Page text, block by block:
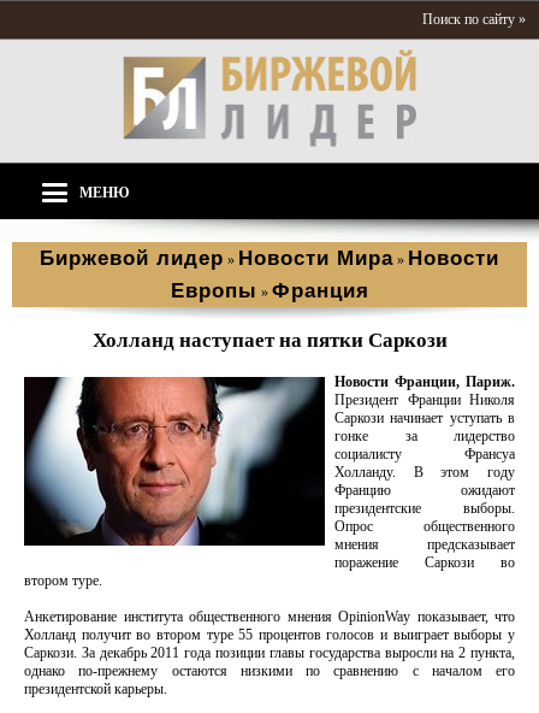
Поиск по сайту »
МЕНЮ
Биржевой лидер » Новости Мира » Новости
Европы » Франция
Холланд наступает на пятки Саркози
Новости Франции, Париж.
Президент Франции Николя
Саркози начинает уступать в
гонке за лидерство
социалисту Франсуа
Холланду. В этом году
Францию ожидают
президентские выборы.
Опрос общественного
мнения предсказывает
поражение Саркози во
втором туре.
Анкетирование института общественного мнения OpinionWay показывает, что
Холланд получит во втором туре 55 процентов голосов и выиграет выборы у
Саркози. За декабрь 2011 года позиции главы государства выросли на 2 пункта,
однако по-прежнему остаются низкими по сравнению с началом его
президентской карьеры.